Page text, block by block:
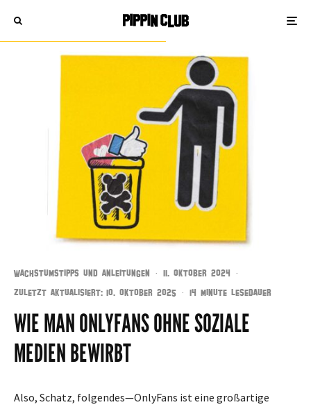
WACHSTUMSTIPPS UND ANLEITUNGEN · 11. OKTOBER 2024 ·
ZULETZT AKTUALISIERT: 10. OKTOBER 2025 · 14 MINUTE LESEDAUER
WIE MAN ONLYFANS OHNE SOZIALE
MEDIEN BEWIRBT
Also, Schatz, folgendes—OnlyFans ist eine großartige